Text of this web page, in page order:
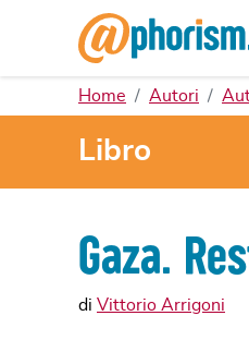
Home Autori
Libro
Gaza.
di Vittorio Arrigoni